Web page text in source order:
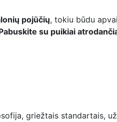
pojūčių, tokiu būdu
su puikiai
griežtais standartais,